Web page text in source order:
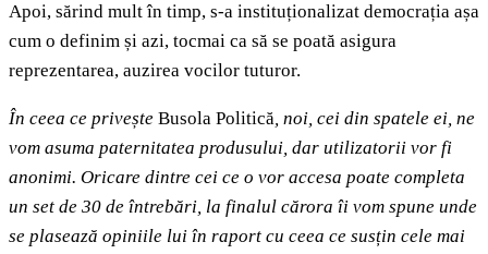
Apoi, sărind mult în timp, s-a instituționalizat democrația așa
cum o definim și azi, tocmai ca să se poată asigura
reprezentarea, auzirea vocilor tuturor.
În ceea ce privește Busola Politică, noi, cei din spatele ei, ne
vom asuma paternitatea produsului, dar utilizatorii vor fi
anonimi. Oricare dintre cei ce o vor accesa poate completa
un set de 30 de întrebări, la finalul cărora îi vom spune unde
se plasează opiniile lui în raport cu ceea ce susțin cele mai